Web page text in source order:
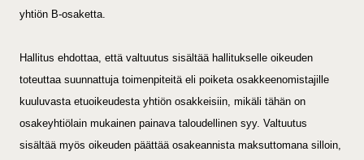
yhtiön B-osaketta.
Hallitus ehdottaa, että valtuutus sisältää hallitukselle oikeuden
toteuttaa suunnattuja toimenpiteitä eli poiketa osakkeenomistajille
kuuluvasta etuoikeudesta yhtiön osakkeisiin, mikäli tähän on
osakeyhtiölain mukainen painava taloudellinen syy. Valtuutus
sisältää myös oikeuden päättää osakeannista maksuttomana silloin,